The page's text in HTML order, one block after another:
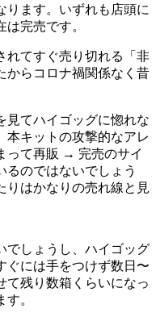
ります。いずれも店頭に
完売です。
れてすぐ売り切れる「非
からコロナ禍関係なく昔
見てハイゴッグに惚れな
本キットの攻撃的なアレ
って再販 → 完売のサイ
るのではないでしょう
りはかなりの売れ線と見
でしょうし、ハイゴッグ
ぐには手をつけず数日〜
て残り数箱くらいになっ
。